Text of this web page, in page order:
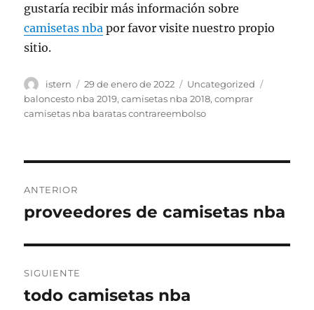
gustaría recibir más información sobre
camisetas nba por favor visite nuestro propio
sitio.
Autor
istern
Publicado
el
29 de enero de 2022 Categorías
Uncategorized
baloncesto nba 2019,camisetas nba 2018,comprar
camisetas nba baratas contrareembolso
de
ANTERIOR
Entrada
proveedores de camisetas nba
SIGUIENTE
Entrada
todo camisetas nba